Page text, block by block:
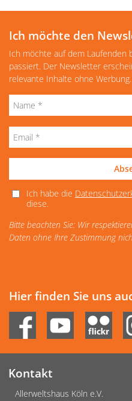
Ich möchte den
Ich möchte auf dem Laufenden
passiert. Der Newsletter
relevante Inhalte ohne Werbung.
Ich habe die
diese.
Bitte beachten Sie: Wir
Daten ohne Ihre Zustimmung
Hier finden Sie uns
Kontakt
Allerweltshaus Köln e.V.